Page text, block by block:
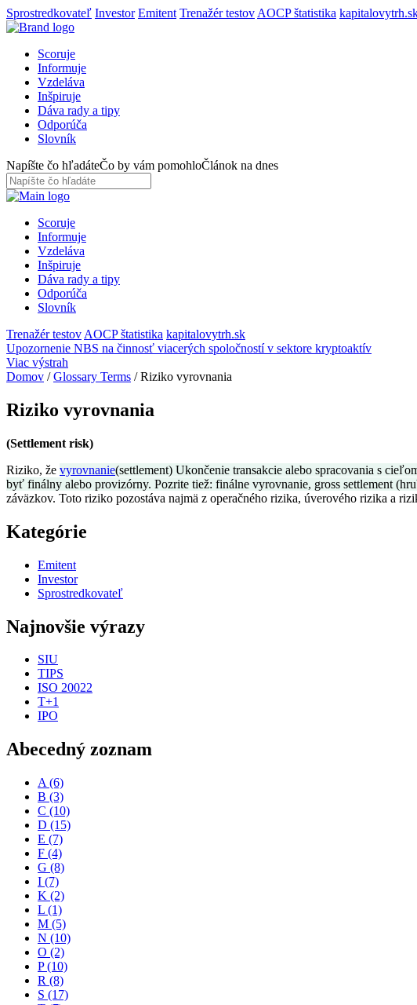
Sprostredkovateľ Investor Emitent Trenažér testov AOCP štatistika
Scoruje
Informuje
Vzdeláva
Inšpiruje
Dáva rady a tipy
Odporúča
Slovník
Napíšte čo hľadáteČo by vám pomohloČlánok na dnes
Scoruje
Informuje
Vzdeláva
Inšpiruje
Dáva rady a tipy
Odporúča
Slovník
Trenažér testov AOCP štatistika kapitalovytrh.sk
Upozornenie NBS na činnosť viacerých spoločností v sektore kryptoaktív
Viac výstrah
Domov /Glossary Terms /Riziko vyrovnania
Riziko vyrovnania
(Settlement risk)
Riziko, že vyrovnanie(settlement) Ukončenie transakcie alebo spracovania s
byť finálny alebo provizórny. Pozrite tiež: finálne vyrovnanie, gross settlement
záväzkov. Toto riziko pozostáva najmä z operačného rizika, úverového rizika a
Kategórie
Emitent
Investor
Sprostredkovateľ
Najnovšie výrazy
SIU
TIPS
ISO 20022
T+1
IPO
Abecedný zoznam
A (6)
B (3)
C (10)
D (15)
E (7)
F (4)
G (8)
I (7)
K (2)
L (1)
M (5)
N (10)
O (2)
P(10)
R (8)
S (17)